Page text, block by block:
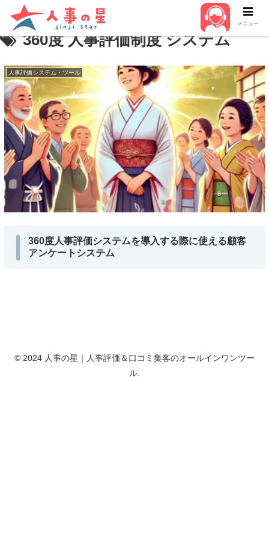
360度 人事評価制度 システム
人事評価システム・ツール
360度人事評価システムを導入する際に使える顧客
アンケートシステム
© 2024 人事の星｜人事評価＆口コミ集客のオールインワンツー
ル.
メニュー